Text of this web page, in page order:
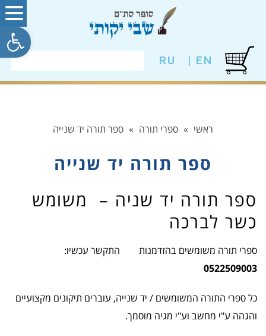
פתח
EN |
RU
ראשי » ספרי תורה » ספר תורה יד שנייה
ספר תורה יד שנייה
ספר תורה יד שניה – משומש
כשר לברכה
ספרי תורה משומשים בהזדמנות התקשר עכשיו:
0522509003
כל ספרי התורה המשומשים / יד שנייה, עוברים תיקונים מקצועיים
והגהה ע"י מחשב וע"י מגיה מוסמך.